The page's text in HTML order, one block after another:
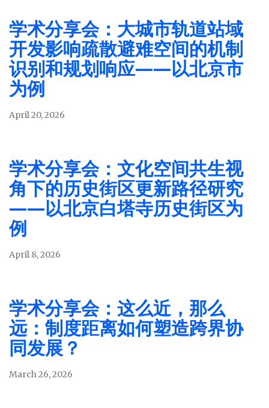
学术分享会：大城市轨道站域
开发影响疏散避难空间的机制
识别和规划响应——以北京市
为例
April 20, 2026
学术分享会：文化空间共生视
角下的历史街区更新路径研究
——以北京白塔寺历史街区为
例
April 8, 2026
学术分享会：这么近，那么
远：制度距离如何塑造跨界协
同发展？
March 26, 2026